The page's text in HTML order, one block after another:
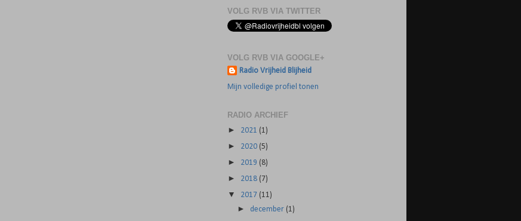
VOLG RVB VIA TWITTER
VOLG RVB VIA GOOGLE+
Radio Vrijheid Blijheid
Mijn volledige profiel tonen
RADIO ARCHIEF
►
2021 (1)
► 2020 (5)
► 2019 (8)
► 2018 (7)
▼ 2017 (11)
► december (1)